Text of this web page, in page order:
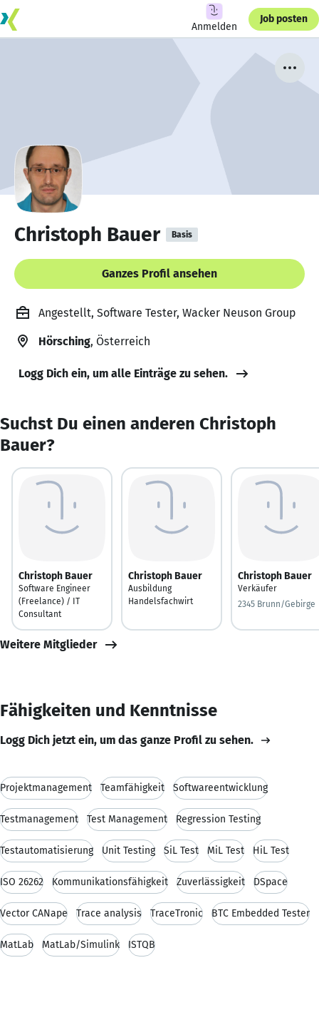
Anmelden
Job posten
Christoph Bauer Basis
Ganzes Profil ansehen
Angestellt, Software Tester, Wacker Neuson Group
Hörsching, Österreich
Logg Dich ein, um alle Einträge zu sehen.
Suchst Du einen anderen Christoph
Bauer?
Christoph Bauer
Software Engineer
(Freelance) / IT
Consultant
Christoph Bauer
Ausbildung
Handelsfachwirt
Christoph Bauer
Verkäufer
2345 Brunn/Gebirge
Weitere Mitglieder
Fähigkeiten und Kenntnisse
Logg Dich jetzt ein, um das ganze Profil zu sehen.
Projektmanagement Teamfähigkeit Softwareentwicklung
Testmanagement Test Management Regression Testing
Testautomatisierung Unit Testing SiL Test MiL Test HiL Test
ISO 26262 Kommunikationsfähigkeit Zuverlässigkeit DSpace
Vector CANape Trace analysis TraceTronic BTC Embedded Tester
MatLab MatLab/Simulink ISTQB